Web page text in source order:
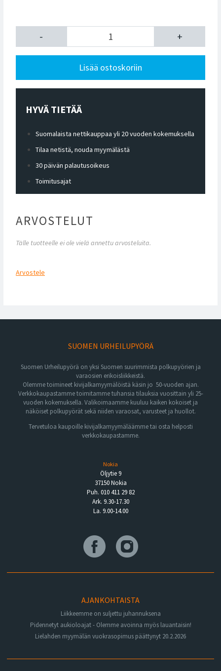
- +
Lisää ostoskoriin
HYVÄ TIETÄÄ
Suomalaista nettikauppaa yli 20 vuoden kokemuksella
Tilaa netistä, nouda myymälästä
30 päivän palautusoikeus
Toimitusajat
ARVOSTELUT
Tälle tuotteelle ei ole vielä annettu arvosteluita.
Arvostele
SUOMEN URHEILUPYÖRÄ
Suomen Urheilupyörä on yksi Suomen suurimmista polkupyörien ja
varaosien erikoisliikkeistä.
Olemme toimineet kivijalkamyymälöistä käsin jo 50-vuoden ajan.
Verkkokaupastamme toimitamme tuhansia tilauksia vuosittain yli 25-
vuoden kokemuksella. Valikoimaamme kuuluu kaiken kokoiset ja
näköiset polkupyörät sekä niiden varaosat, varusteet ja huollot.
Tervetuloa kaupoille kivijalkamyymäläämme tai osta helposti
verkkokaupastamme.
Nokia
Öljytie 9
37150 Nokia
Puh. 010 411 29 82
Ark. 9.30-17.30
La. 9.00-14.00
AJANKOHTAISTA
Liikkeemme on suljettu juhannuksena
Pidennetyt aukioloajat - Olemme avoinna myös lauantaisin!
Lielahden myymälän vuokrasopimus päättynyt 20.2.2026